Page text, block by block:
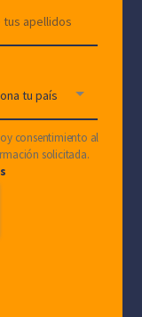
consentimiento al
solicitada.